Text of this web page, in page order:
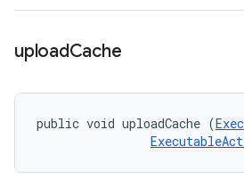
uploadCache
public void uploadCache (